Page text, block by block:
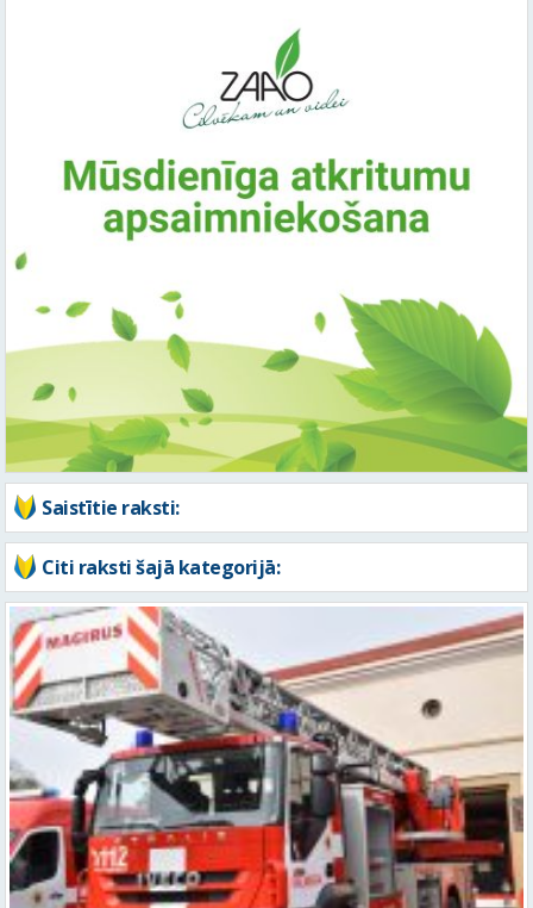
Saistītie raksti:
Citi raksti šajā kategorijā: